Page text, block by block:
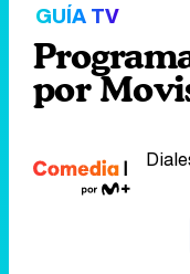
GUÍA TV
por